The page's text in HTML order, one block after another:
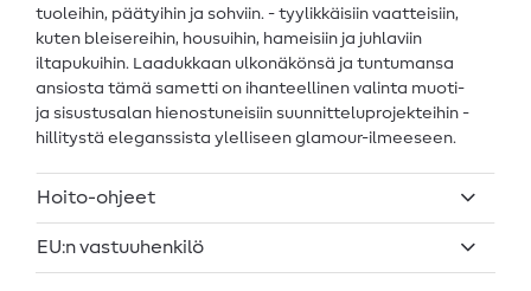
tuoleihin, päätyihin ja sohviin. - tyylikkäisiin vaatteisiin,
kuten bleisereihin, housuihin, hameisiin ja juhlaviin
iltapukuihin. Laadukkaan ulkonäkönsä ja tuntumansa
ansiosta tämä sametti on ihanteellinen valinta muoti-
ja sisustusalan hienostuneisiin suunnitteluprojekteihin -
hillitystä eleganssista ylelliseen glamour-ilmeeseen.
Hoito-ohjeet
EU:n vastuuhenkilö